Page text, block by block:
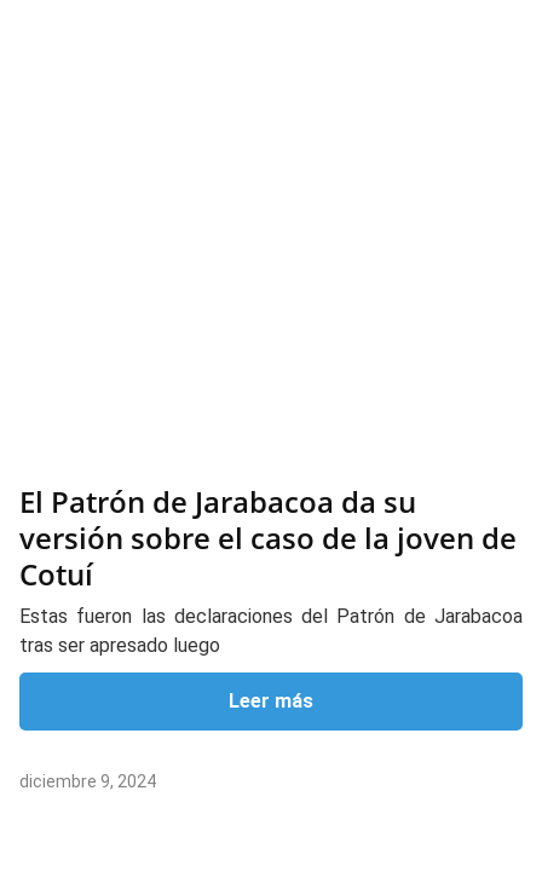
El Patrón de Jarabacoa da su
versión sobre el caso de la joven de
Cotuí
Estas fueron las declaraciones del Patrón de Jarabacoa
tras ser apresado luego
Leer más
diciembre 9, 2024